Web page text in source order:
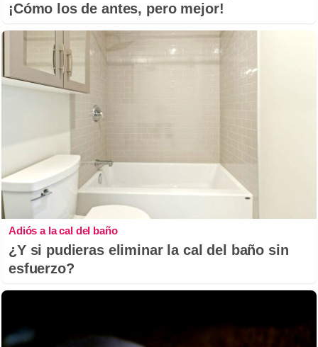
¡Cómo los de antes, pero mejor!
Adiós a la cal del baño
¿Y si pudieras eliminar la cal del baño sin
esfuerzo?